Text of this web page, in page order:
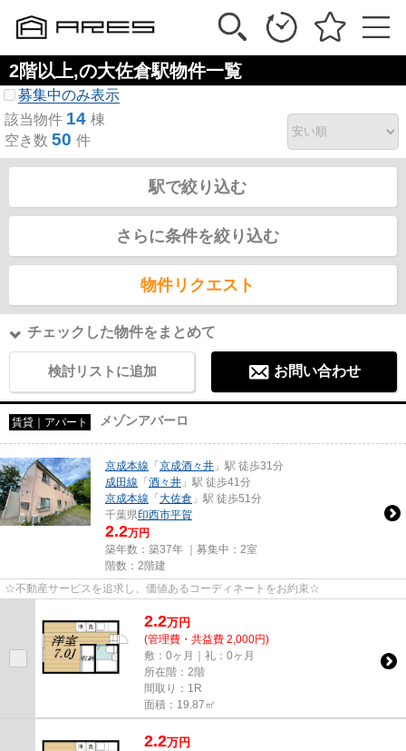
2階以上,の大佐倉駅物件一覧
募集中のみ表示
該当物件 14 棟
空き数 50 件
駅で絞り込む
さらに条件を絞り込む
物件リクエスト
チェックした物件をまとめて
検討リストに追加 お問い合わせ
賃貸｜アパート メゾンアバーロ
京成本線 「京成酒々井 」駅 徒歩31分
成田線 「酒々井 」駅 徒歩41分
京成本線 「大佐倉 」駅 徒歩51分
千葉県印西市平賀
2.2万円
築年数：築37年 ｜募集中： 2室
階数：2階建
☆不動産サービスを追求し、価値あるコーディネートをお約束☆
2.2万円
(管理費・共益費 2,000円)
敷：0ヶ月｜礼：0ヶ月
所在階：2階
間取り：1R
面積：19.87㎡
2.2万円